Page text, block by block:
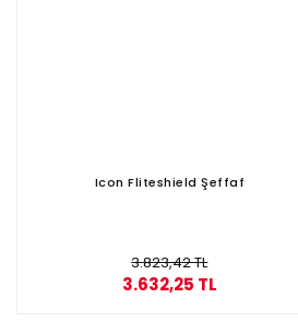
Icon Fliteshield Şeffaf
3.823,42 TL
3.632,25 TL